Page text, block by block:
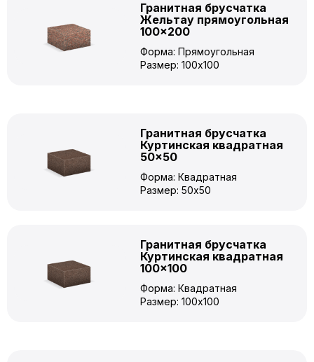
Гранитная брусчатка
Жельтау прямоугольная
100×200
Форма: Прямоугольная
Размер: 100x100
Гранитная брусчатка
Куртинская квадратная
50×50
Форма: Квадратная
Размер: 50x50
Гранитная брусчатка
Куртинская квадратная
100×100
Форма: Квадратная
Размер: 100x100